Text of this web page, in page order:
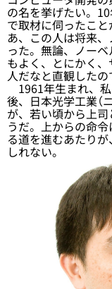
の名を挙げたい。
で取材に伺ったこ
あ、この人は将来
った。無論、ノー
もよく、とにかく
人だなと直観したの
1961年生まれ、
後、日本光学工業（
が、若い頃から上
うだ。上からの命
る道を進むあたり
しれない。